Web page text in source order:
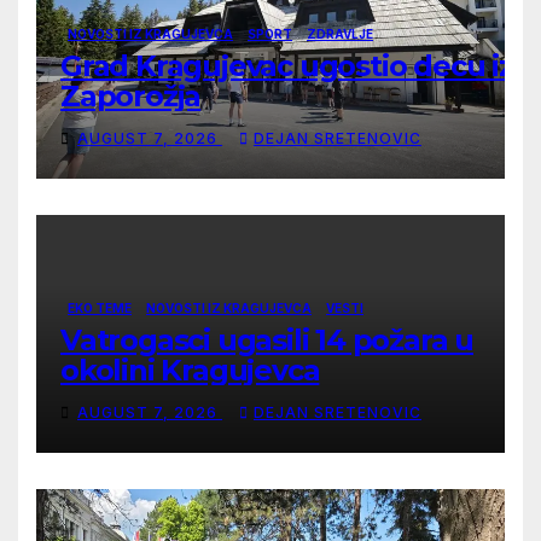
NOVOSTI IZ KRAGUJEVCA SPORT ZDRAVLJE
Grad Kragujevac ugostio decu iz
Zaporožja
AUGUST 7, 2026 DEJAN SRETENOVIC
EKO TEME NOVOSTI IZ KRAGUJEVCA VESTI
Vatrogasci ugasili 14 požara u
okolini Kragujevca
AUGUST 7, 2026 DEJAN SRETENOVIC